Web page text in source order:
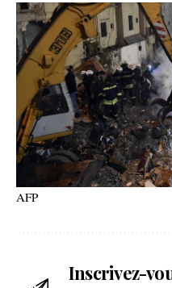
AFP
Inscrivez-